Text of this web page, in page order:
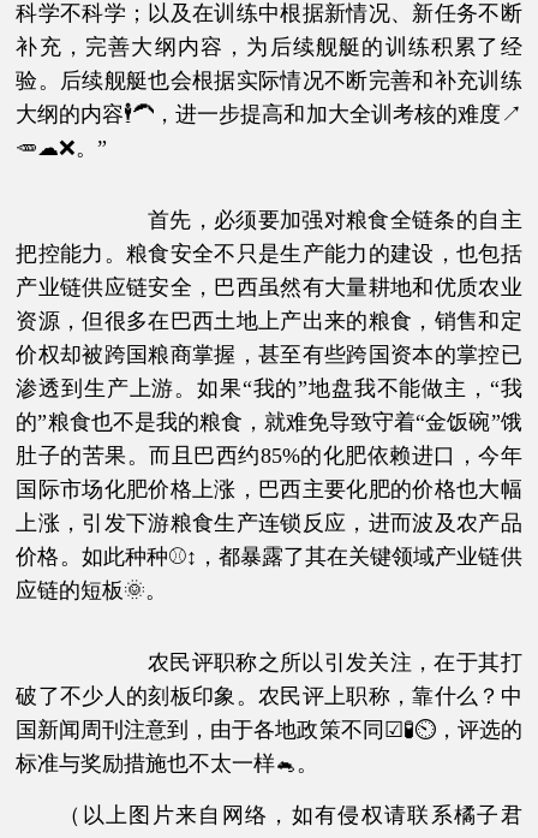
科学不科学；以及在训练中根据新情况、新任务不断
补充，完善大纲内容，为后续舰艇的训练积累了经
验。后续舰艇也会根据实际情况不断完善和补充训练
大纲的内容🕴🦱，进一步提高和加大全训考核的难度↗
🥕☁❌。”
首先，必须要加强对粮食全链条的自主
把控能力。粮食安全不只是生产能力的建设，也包括
产业链供应链安全，巴西虽然有大量耕地和优质农业
资源，但很多在巴西土地上产出来的粮食，销售和定
价权却被跨国粮商掌握，甚至有些跨国资本的掌控已
渗透到生产上游。如果“我的”地盘我不能做主，“我
的”粮食也不是我的粮食，就难免导致守着“金饭碗”饿
肚子的苦果。而且巴西约85%的化肥依赖进口，今年
国际市场化肥价格上涨，巴西主要化肥的价格也大幅
上涨，引发下游粮食生产连锁反应，进而波及农产品
价格。如此种种⚾↕，都暴露了其在关键领域产业链供
应链的短板🌞。
农民评职称之所以引发关注，在于其打
破了不少人的刻板印象。农民评上职称，靠什么？中
国新闻周刊注意到，由于各地政策不同☑🧪⏲，评选的
标准与奖励措施也不太一样🐁。
（以上图片来自网络，如有侵权请联系橘子君